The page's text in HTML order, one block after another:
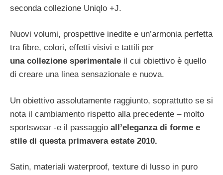
seconda collezione Uniqlo +J.
Nuovi volumi, prospettive inedite e un’armonia perfetta
tra fibre, colori, effetti visivi e tattili per
una collezione sperimentale il cui obiettivo è quello
di creare una linea sensazionale e nuova.
Un obiettivo assolutamente raggiunto, soprattutto se si
nota il cambiamento rispetto alla precedente – molto
sportswear -e il passaggio all’eleganza di forme e
stile di questa primavera estate 2010.
Satin, materiali waterproof, texture di lusso in puro